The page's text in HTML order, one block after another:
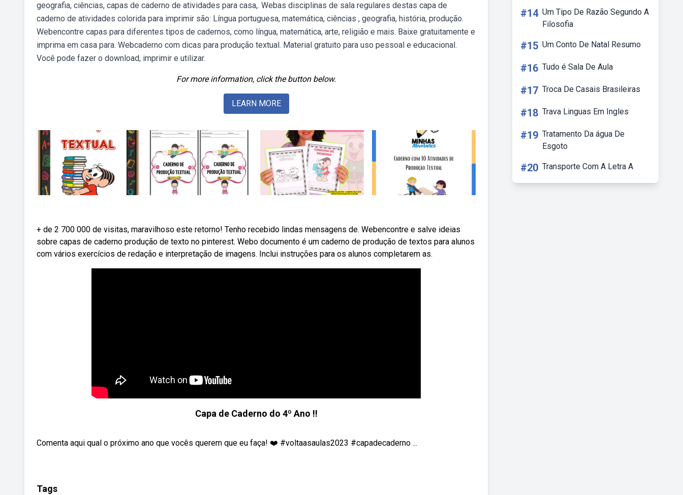
geografia, ciências, capas de caderno de atividades para casa,. Webas disciplinas de sala regulares destas capa de
caderno de atividades colorida para imprimir são: Língua portuguesa, matemática, ciências , geografia, história, produção.
Webencontre capas para diferentes tipos de cadernos, como língua, matemática, arte, religião e mais. Baixe gratuitamente e
imprima em casa para. Webcaderno com dicas para produção textual. Material gratuito para uso pessoal e educacional.
Você pode fazer o download, imprimir e utilizar.
For more information, click the button below.
LEARN MORE
+ de 2 700 000 de visitas, maravilhoso este retorno! Tenho recebido lindas mensagens de. Webencontre e salve ideias
sobre capas de caderno produção de texto no pinterest. Webo documento é um caderno de produção de textos para alunos
com vários exercícios de redação e interpretação de imagens. Inclui instruções para os alunos completarem as.
Capa de Caderno do 4º Ano !!
Comenta aqui qual o próximo ano que vocês querem que eu faça! ❤️ #voltaasaulas2023 #capadecaderno ...
Tags
#14 Um Tipo De Razão Segundo A
Filosofia
#15 Um Conto De Natal Resumo
#16 Tudo é Sala De Aula
#17 Troca De Casais Brasileiras
#18 Trava Linguas Em Ingles
#19 Tratamento Da água De
Esgoto
#20 Transporte Com A Letra A